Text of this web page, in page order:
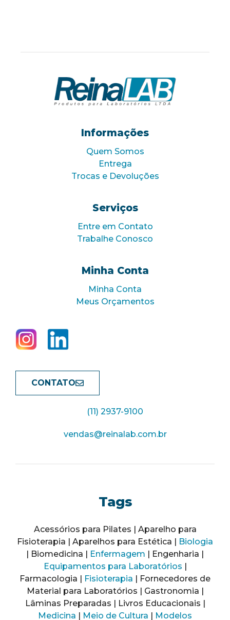
Informações
Quem Somos
Entrega
Trocas e Devoluções
Serviços
Entre em Contato
Trabalhe Conosco
Minha Conta
Minha Conta
Meus Orçamentos
CONTATO
(11) 2937-9100
vendas@reinalab.com.br
Tags
Acessórios para Pilates | Aparelho para
Fisioterapia | Aparelhos para Estética |
Biologia
| Biomedicina |
Enfermagem | Engenharia |
Equipamentos para Laboratórios
Farmacologia |
Fisioterapia | Fornecedores de
Material para Laboratórios | Gastronomia |
Lâminas Preparadas | Livros Educacionais |
Medicina
Meio de Cultura Modelos